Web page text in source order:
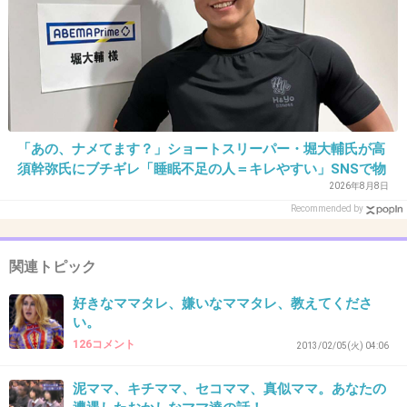
+6
2014/03/06(木) 22:47:34
佐々木健介
+18 -63
安室奈美恵
+22 -72
40. 匿名2014/03/06(木) 22:47:43
「あの、ナメてます？」ショートスリーパー・堀大輔氏が高
須幹弥氏にブチギレ「睡眠不足の人＝キレやすい」SNSで物
2026年8月8日
Recommended by
関連トピック
好きなママタレ、嫌いなママタレ、教えてくださ
い。
126コメント 2013/02/05(火) 04:06
泥ママ、キチママ、セコママ、真似ママ。あなたの